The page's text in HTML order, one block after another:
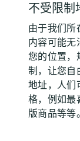
不受限制
由于我们所
内容可能无
您的位置，
制，让您自
地址，人们
格，例如最
版商品等等。